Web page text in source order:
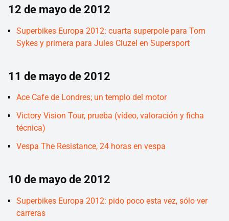
12 de mayo de 2012
Superbikes Europa 2012: cuarta superpole para Tom
Sykes y primera para Jules Cluzel en Supersport
11 de mayo de 2012
Ace Cafe de Londres; un templo del motor
Victory Vision Tour, prueba (vídeo, valoración y ficha
técnica)
Vespa The Resistance, 24 horas en vespa
10 de mayo de 2012
Superbikes Europa 2012: pido poco esta vez, sólo ver
carreras